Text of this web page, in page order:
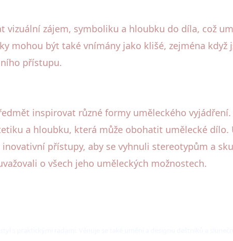
zájem, symboliku a hloubku do díla, což
mohou být také vnímány jako klišé, zejména když
přístupu.
inspirovat různé formy uměleckého vyjádření.
a hloubku, která může obohatit umělecké dílo.
přístupy, aby se vyhnuli stereotypům a
o všech jeho uměleckých možnostech.